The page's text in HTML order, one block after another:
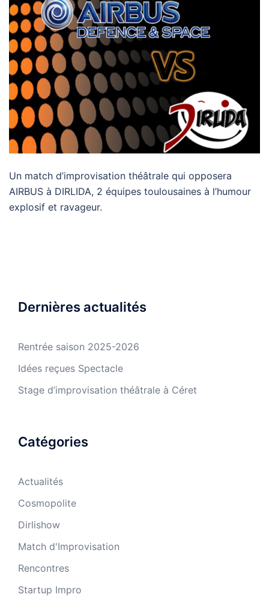
Un match d’improvisation théâtrale qui opposera
AIRBUS à DIRLIDA, 2 équipes toulousaines à l’humour
explosif et ravageur.
Dernières actualités
Rentrée saison 2025-2026
Idées reçues Spectacle
Stage d’improvisation théâtrale à Céret
Catégories
Actualités
Cosmopolite
Dirlishow
Match d'Improvisation
Rencontres
Startup Impro